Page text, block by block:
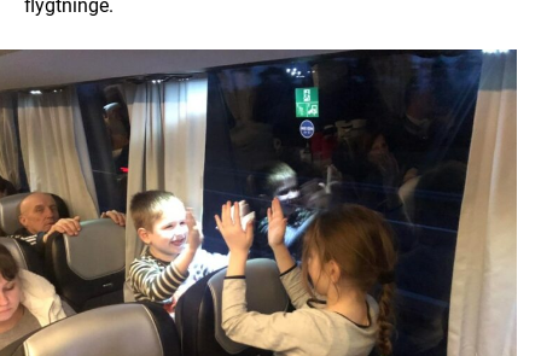
flygtninge.